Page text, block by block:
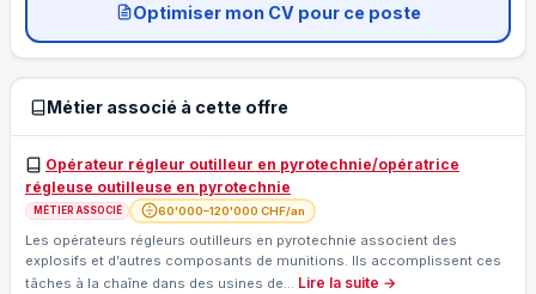
Optimiser mon CV pour ce poste
Métier associé à cette offre
Opérateur régleur outilleur en pyrotechnie/opératrice
régleuse outilleuse en pyrotechnie
MÉTIER ASSOCIÉ 60'000–120'000 CHF/an
Les opérateurs régleurs outilleurs en pyrotechnie associent des
explosifs et d’autres composants de munitions. Ils accomplissent ces
tâches à la chaîne dans des usines de… Lire la suite →